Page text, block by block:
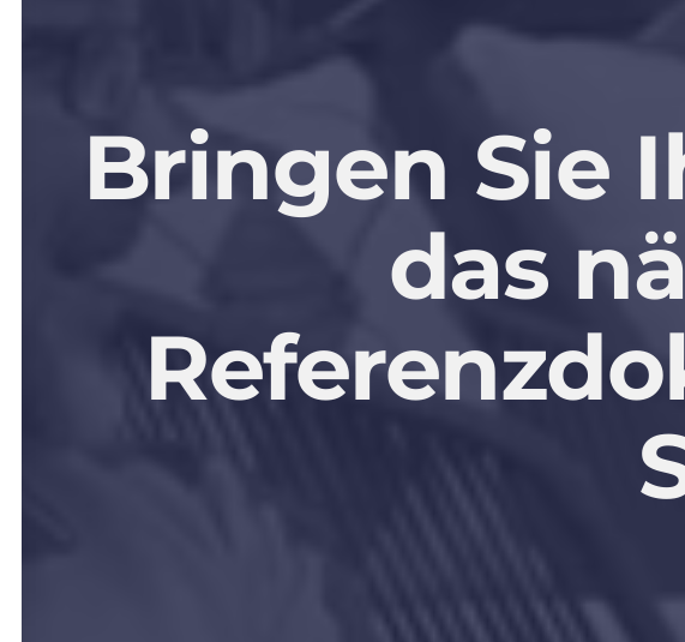
Bringen Sie
das